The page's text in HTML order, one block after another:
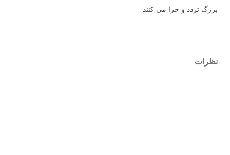
بزرگ تردد و چرا می کنند.
نظرات